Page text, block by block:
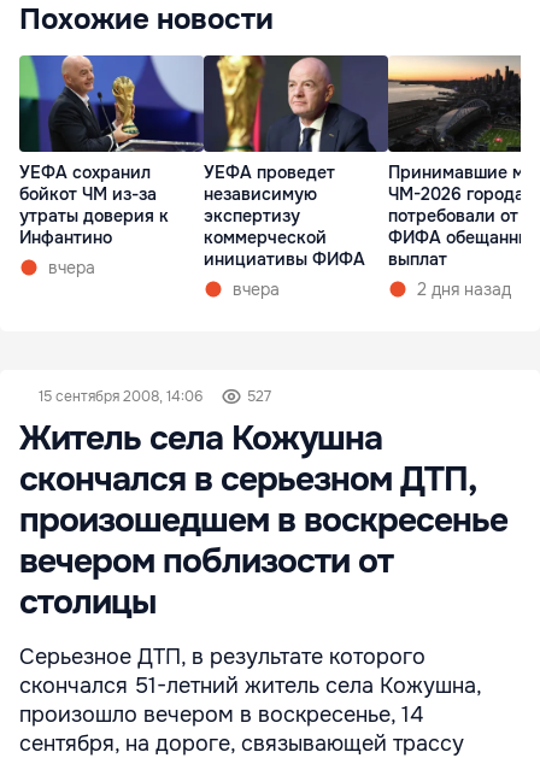
Похожие новости
УЕФА сохранил
бойкот ЧМ из-за
утраты доверия к
Инфантино
вчера
УЕФА проведет
независимую
экспертизу
коммерческой
инициативы ФИФА
вчера
Принимавшие
ЧМ-2026 города
потребовали от
ФИФА обещанных
выплат
2 дня назад
15 сентября 2008, 14:06 527
Житель села Кожушна
скончался в серьезном ДТП,
произошедшем в воскресенье
вечером поблизости от
столицы
Серьезное ДТП, в результате которого
скончался 51-летний житель села Кожушна,
произошло вечером в воскресенье, 14
сентября, на дороге, связывающей трассу